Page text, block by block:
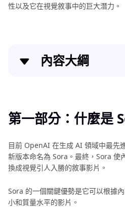
性以及它在視覺敘事中的巨大潛力。
內容大綱
第二部分：OpenAI 的 Sora
第四部分：Sora 未來可能遇
第一部分：什麼是
目前 OpenAI 在生成 AI 領域中最先
新版本命名為 Sora。最終，Sora 使
換成視覺引人入勝的敘事影片。
Sora 的一個關鍵優勢是它可以根據
小和質量水平的影片。